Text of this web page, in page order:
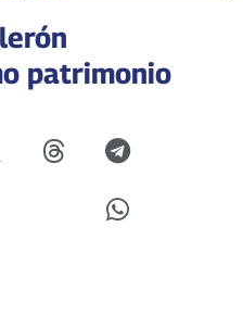
patrimonio